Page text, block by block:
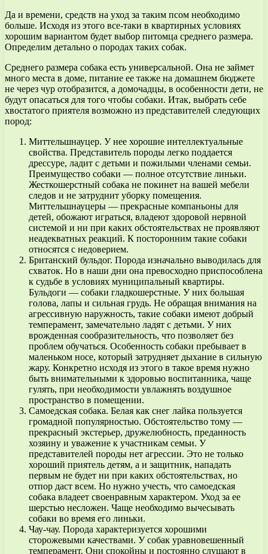
Да и времени, средств на уход за таким псом необходимо
больше. Исходя из этого все-таки в квартирных условиях
хорошим вариантом будет выбор питомца среднего размера.
Определим детально о породах таких собак.
Среднего размера собака есть универсальной. Она не займет
много места в доме, питание ее также на домашнем бюджете
не через чур отобразится, а домочадцы, в особенности дети, не
будут опасаться для того чтобы собаки. Итак, выбрать себе
хвостатого приятеля возможно из представителей следующих
пород:
Миттельшнауцер. У нее хорошие интеллектуальные
свойства. Представитель породы легко поддается
дрессуре, ладит с детьми и пожилыми членами семьи.
Преимущество собаки — полное отсутствие линьки.
Жесткошерстный собака не покинет на вашей мебели
следов и не затруднит уборку помещения.
Миттельшнауцеры — прекрасные компаньоны для
детей, обожают играться, владеют здоровой нервной
системой и ни при каких обстоятельствах не проявляют
неадекватных реакций. К посторонним такие собаки
относятся с недоверием.
Британский бульдог. Порода изначально выводилась для
схваток. Но в наши дни она превосходно приспособлена
к судьбе в условиях муниципальный квартиры.
Бульдоги — собаки гладкошерстные. У них большая
голова, лапы и сильная грудь. Не обращая внимания на
агрессивную наружность, такие собаки имеют добрый
темперамент, замечательно ладят с детьми. У них
врожденная сообразительность, что позволяет без
проблем обучаться. Особенность собаки пребывает в
маленьком носе, который затрудняет дыхание в сильную
жару. Конкретно исходя из этого в такое время нужно
быть внимательными к здоровью воспитанника, чаще
гулять, при необходимости увлажнять воздушное
пространство в помещении.
Самоедская собака. Белая как снег лайка пользуется
громадной популярностью. Обстоятельство тому —
прекрасный экстерьер, дружелюбность, преданность
хозяину и уважение к участникам семьи. У
представителей породы нет агрессии. Это не только
хороший приятель детям, а и защитник, нападать
первым не будет ни при каких обстоятельствах, но
отпор даст всем. Но нужно учесть, что самоедская
собака владеет своенравным характером. Уход за ее
шерстью несложен. Чаще необходимо вычесывать
собаки во время его линьки.
Чау-чау. Порода характеризуется хорошими
сторожевыми качествами. У собак уравновешенный
темперамент. Они спокойны и постоянно слушают в